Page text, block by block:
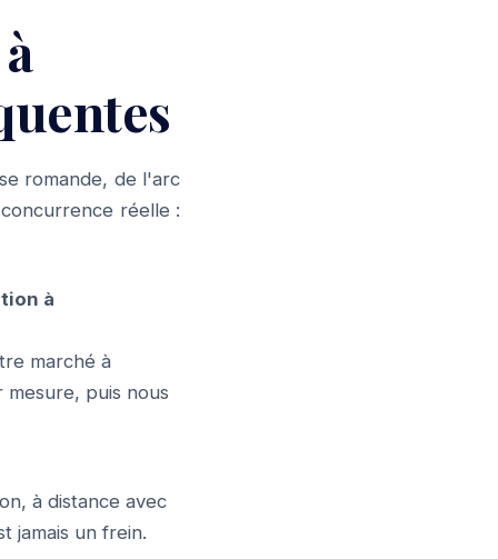
romande, de l'arc
réelle :
à
marché à
puis nous
à distance avec
jamais un frein.